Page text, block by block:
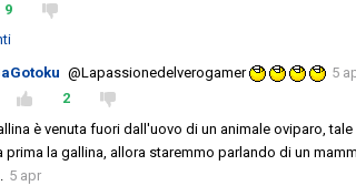
9
@Lapassionedelverogamer
5
2
è venuta fuori dall'uovo di un animale oviparo, tale
prima la gallina, allora staremmo parlando di un
5 apr